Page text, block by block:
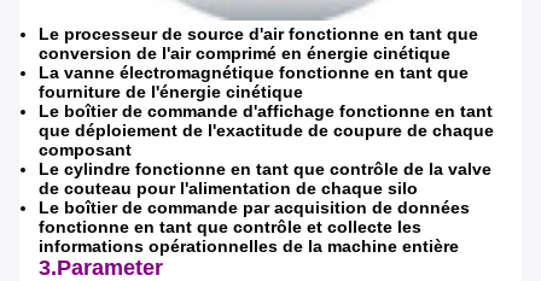
Le processeur de source d'air fonctionne en tant que
conversion de l'air comprimé en énergie cinétique
La vanne électromagnétique fonctionne en tant que
fourniture de l'énergie cinétique
Le boîtier de commande d'affichage fonctionne en tant
que déploiement de l'exactitude de coupure de chaque
composant
Le cylindre fonctionne en tant que contrôle de la valve
de couteau pour l'alimentation de chaque silo
Le boîtier de commande par acquisition de données
fonctionne en tant que contrôle et collecte les
informations opérationnelles de la machine entière
3.Parameter